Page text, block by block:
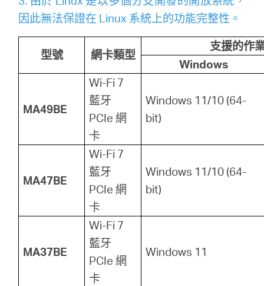
因此無法保證在 Linux 系統上的功能完整性。
型號 網卡類型
支援的作
Windows
MA49BE
Wi-Fi 7
藍牙
PCIe 網
卡
Windows 11/10 (64-
bit)
MA47BE
Wi-Fi 7
藍牙
PCIe 網
卡
Windows 11/10 (64-
bit)
MA37BE
Wi-Fi 7
藍牙
PCIe 網
卡
Windows 11